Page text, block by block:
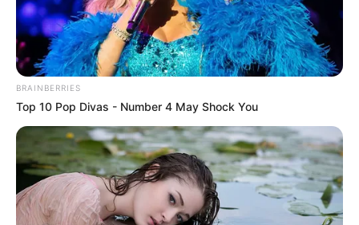
KPOP
6 Idol K-Pop Ini Punya Banyak
BRAINBERRIES
Top 10 Pop Divas - Number 4 May Shock You